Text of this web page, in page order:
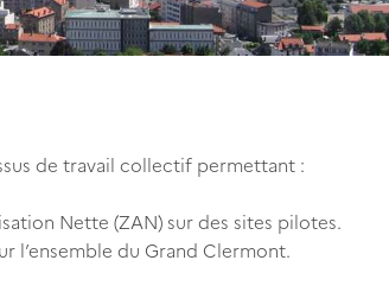
de travail collectif permettant :
Nette (ZAN) sur des sites pilotes.
l’ensemble du Grand Clermont.